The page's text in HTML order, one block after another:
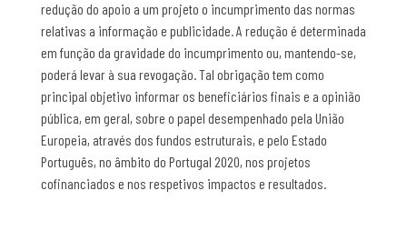
redução do apoio a um projeto o incumprimento das normas
relativas a informação e publicidade. A redução é determinada
em função da gravidade do incumprimento ou, mantendo-se,
poderá levar à sua revogação. Tal obrigação tem como
principal objetivo informar os beneficiários finais e a opinião
pública, em geral, sobre o papel desempenhado pela União
Europeia, através dos fundos estruturais, e pelo Estado
Português, no âmbito do Portugal 2020, nos projetos
cofinanciados e nos respetivos impactos e resultados.